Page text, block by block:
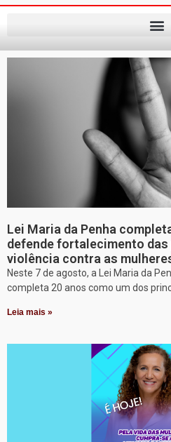
Lei Maria da Penha
defende fortalecimento
violência contra as
Neste 7 de agosto, a Lei Maria da
completa 20 anos como um dos
Leia mais »